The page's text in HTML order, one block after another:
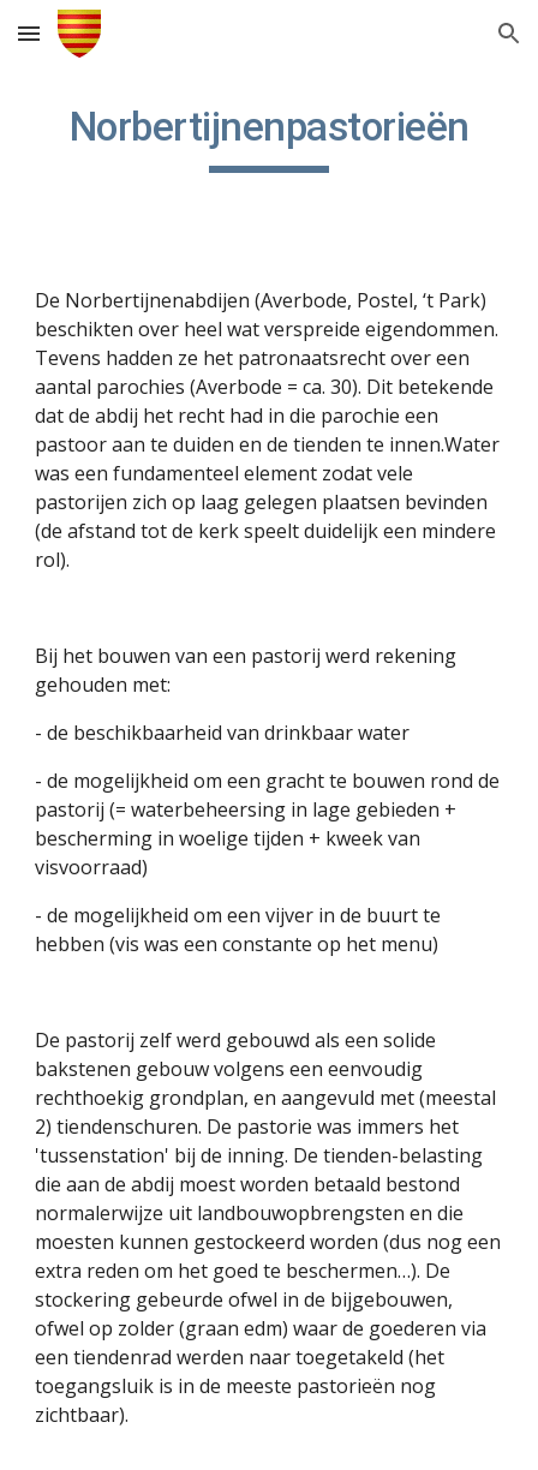
Skip to main content Skip to navigation
Norbertijnenpastorieën
De Norbertijnenabdijen (Averbode, Postel, ‘t Park)
beschikten over heel wat verspreide eigendommen.
Tevens hadden ze het patronaatsrecht over een
aantal parochies (Averbode = ca. 30). Dit betekende
dat de abdij het recht had in die parochie een
pastoor aan te duiden en de tienden te innen.Water
was een fundamenteel element zodat vele
pastorijen zich op laag gelegen plaatsen bevinden
(de afstand tot de kerk speelt duidelijk een mindere
rol).
Bij het bouwen van een pastorij werd rekening
gehouden met:
- de beschikbaarheid van drinkbaar water
- de mogelijkheid om een gracht te bouwen rond de
pastorij (= waterbeheersing in lage gebieden +
bescherming in woelige tijden + kweek van
visvoorraad)
- de mogelijkheid om een vijver in de buurt te
hebben (vis was een constante op het menu)
De pastorij zelf werd gebouwd als een solide
bakstenen gebouw volgens een eenvoudig
rechthoekig grondplan, en aangevuld met (meestal
2) tiendenschuren. De pastorie was immers het
'tussenstation' bij de inning. De tienden-belasting
die aan de abdij moest worden betaald bestond
normalerwijze uit landbouwopbrengsten en die
moesten kunnen gestockeerd worden (dus nog een
extra reden om het goed te beschermen…). De
stockering gebeurde ofwel in de bijgebouwen,
ofwel op zolder (graan edm) waar de goederen via
een tiendenrad werden naar toegetakeld (het
toegangsluik is in de meeste pastorieën nog
zichtbaar).